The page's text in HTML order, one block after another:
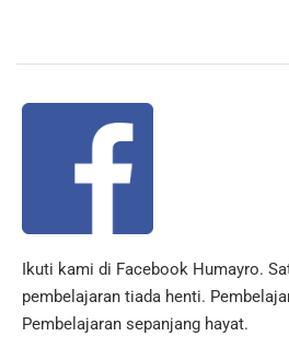
Ikuti kami di Facebook Humayro.
pembelajaran tiada henti.
Pembelajaran sepanjang hayat.